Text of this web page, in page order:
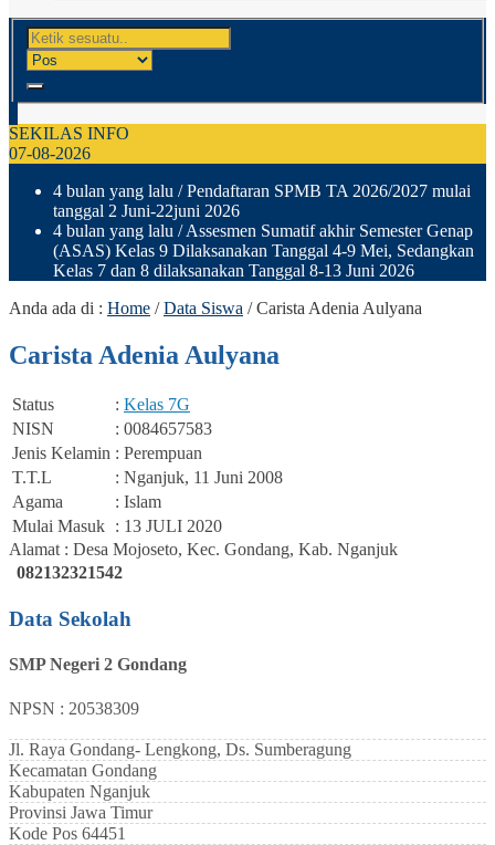
SEKILAS INFO
07-08-2026
4 bulan yang lalu / Pendaftaran SPMB TA 2026/2027 mulai
tanggal 2 Juni-22juni 2026
4 bulan yang lalu / Assesmen Sumatif akhir Semester Genap
(ASAS) Kelas 9 Dilaksanakan Tanggal 4-9 Mei, Sedangkan
Kelas 7 dan 8 dilaksanakan Tanggal 8-13 Juni 2026
Anda ada di : Home /Data Siswa /Carista Adenia Aulyana
Carista Adenia Aulyana
Status : Kelas 7G
NISN
: 0084657583
Jenis Kelamin : Perempuan
T.T.L
: Nganjuk, 11 Juni 2008
Agama
: Islam
Mulai Masuk : 13 JULI 2020
Alamat : Desa Mojoseto, Kec. Gondang, Kab. Nganjuk
082132321542
Data Sekolah
SMP Negeri 2 Gondang
NPSN : 20538309
Jl. Raya Gondang- Lengkong, Ds. Sumberagung
Kecamatan Gondang
Kabupaten Nganjuk
Provinsi Jawa Timur
Kode Pos 64451